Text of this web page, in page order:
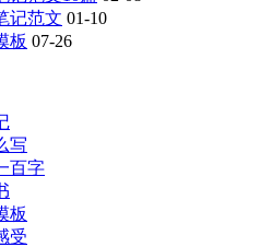
记范文 01-10
板 07-26
写
百字
板
受